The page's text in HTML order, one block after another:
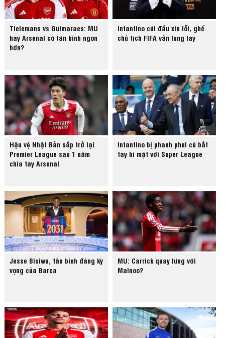
Tielemans vs Guimaraes: MU
hay Arsenal có tân binh ngon
hơn?
Infantino cúi đầu xin lỗi, ghế
chủ tịch FIFA vẫn lung lay
Hậu vệ Nhật Bản sắp trở lại
Premier League sau 1 năm
chia tay Arsenal
Infantino bị phanh phui cú bắt
tay bí mật với Super League
Jesse Bisiwu, tân binh đáng kỳ
vọng của Barca
MU: Carrick quay lưng với
Mainoo?